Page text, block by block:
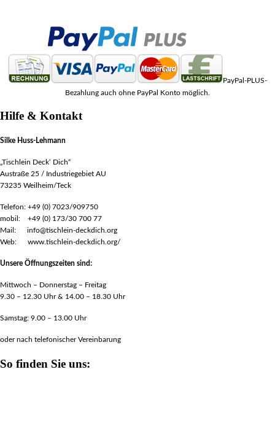
PayPal-PLUS-
Bezahlung auch ohne PayPal Konto möglich.
Hilfe & Kontakt
Silke Huss-Lehmann
„Tischlein Deck‘ Dich“
Austraße 25 / Industriegebiet AU
73235 Weilheim/Teck
Telefon: +49 (0) 7023/909750
mobil: +49 (0) 173/30 700 77
Mail: info@tischlein-deckdich.org
Web: www.tischlein-deckdich.org/
Unsere Öffnungszeiten sind:
Mittwoch – Donnerstag – Freitag
9.30 – 12.30 Uhr & 14.00 – 18.30 Uhr
Samstag: 9.00 – 13.00 Uhr
oder nach telefonischer Vereinbarung
So finden Sie uns: